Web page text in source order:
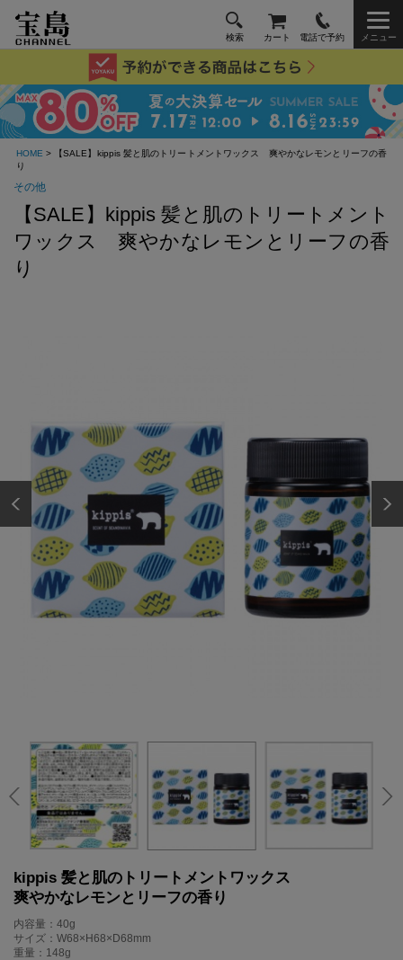
検索 カート 電話で予約 メニュー
HOME > 【SALE】kippis 髪と肌のトリートメントワックス 爽やかなレモンとリーフの香
り
その他
【SALE】kippis 髪と肌のトリートメント
ワックス 爽やかなレモンとリーフの香
り
kippis 髪と肌のトリートメントワックス
爽やかなレモンとリーフの香り
内容量：40g
サイズ：W68×H68×D68mm
重量：148g